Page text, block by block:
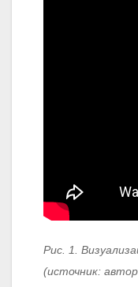
Рис. 1.
(источник: